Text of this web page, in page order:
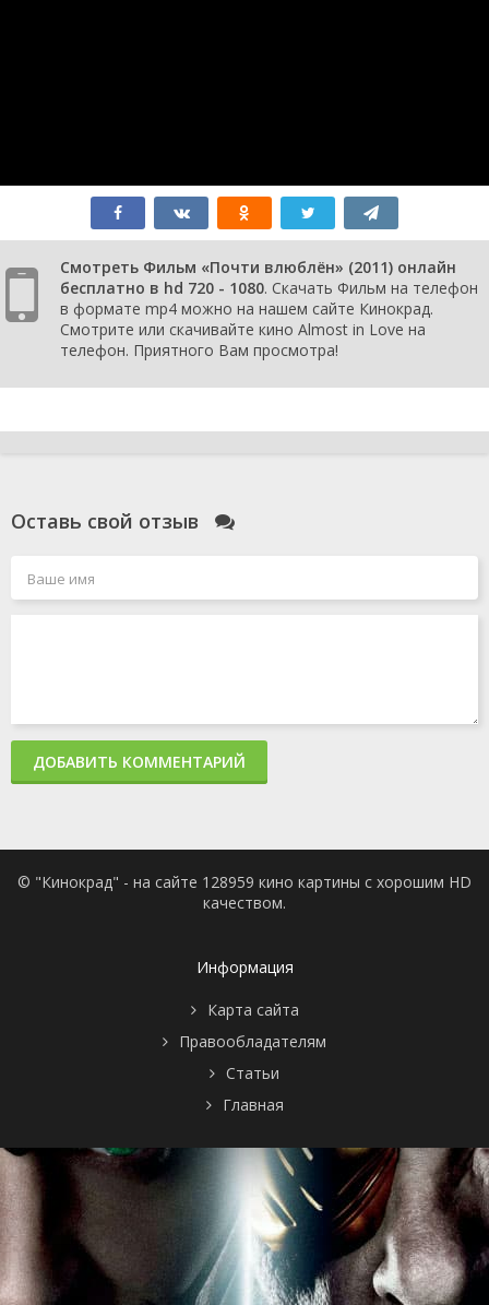
Смотреть Фильм «Почти влюблён» (2011) онлайн
бесплатно в hd 720 - 1080. Скачать Фильм на телефон
в формате mp4 можно на нашем сайте Кинокрад.
Смотрите или скачивайте кино Almost in Love на
телефон. Приятного Вам просмотра!
Оставь свой отзыв
ДОБАВИТЬ КОММЕНТАРИЙ
© "Кинокрад" - на сайте 128959 кино картины с хорошим HD
качеством.
Информация
Карта сайта
Правообладателям
Статьи
Главная